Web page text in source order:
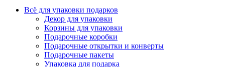
Всё для упаковки подарков
Декор для упаковки
Корзины для упаковки
Подарочные коробки
Подарочные открытки и конверты
Подарочные пакеты
Упаковка для подарка